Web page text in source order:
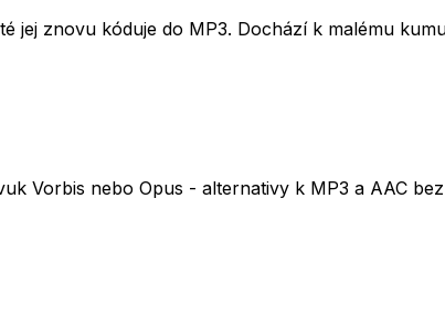
jej znovu kóduje do MP3. Dochází k malému
Vorbis nebo Opus - alternativy k MP3 a AAC